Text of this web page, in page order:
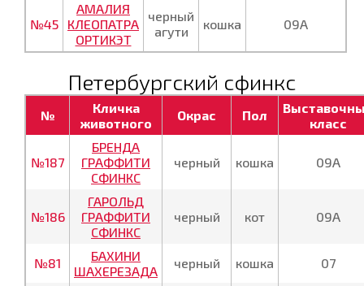
№45
АМАЛИЯ
КЛЕОПАТРА
ОРТИКЭТ
черный
агути
кошка 09А
Петербургский сфинкс
№
Кличка
животного
Окрас Пол
класс
№187
БРЕНДА
ГРАФФИТИ
СФИНКС
черный кошка 09А
№186
ГАРОЛЬД
ГРАФФИТИ
СФИНКС
черный кот 09А
№81
БАХИНИ
ШАХЕРЕЗАДА
черный кошка 07